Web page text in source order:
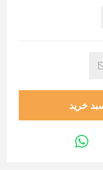
خرید